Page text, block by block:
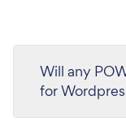
Will any
for